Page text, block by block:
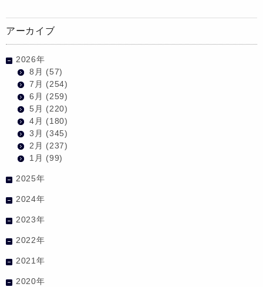
アーカイブ
2026年
8月 (57)
7月 (254)
6月 (259)
5月 (220)
4月 (180)
3月 (345)
2月 (237)
1月 (99)
2025年
2024年
2023年
2022年
2021年
2020年